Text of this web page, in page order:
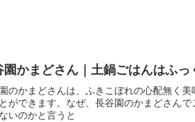
園かまどさん｜土鍋ごはんはふっ
のかまどさんは、ふきこぼれの心配無く美
ができます。なぜ、長谷園のかまどさんで
いのかと言うと